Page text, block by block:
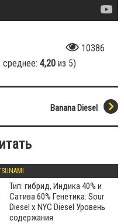
10386
среднее: 4,20 из 5)
Banana Diesel
Тип: гибрид, Индика 40% и
Сатива 60% Генетика: Sour
Diesel х NYC Diesel Уровень
содержания